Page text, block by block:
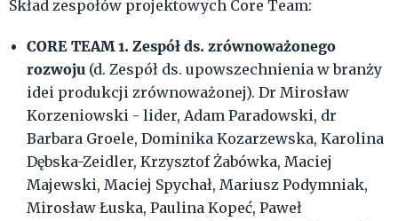
Skład zespołów projektowych Core Team:
CORE TEAM 1. Zespół ds. zrównoważonego
rozwoju (d. Zespół ds. upowszechnienia w branży
idei produkcji zrównoważonej). Dr Mirosław
Korzeniowski - lider, Adam Paradowski, dr
Barbara Groele, Dominika Kozarzewska, Karolina
Dębska-Zeidler, Krzysztof Żabówka, Maciej
Majewski, Maciej Spychał, Mariusz Podymniak,
Mirosław Łuska, Paulina Kopeć, Paweł